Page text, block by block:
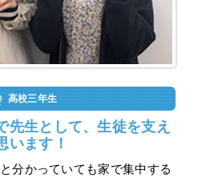
高校三年生
先生として、生徒を支え
います！
分かっていても家で集中する